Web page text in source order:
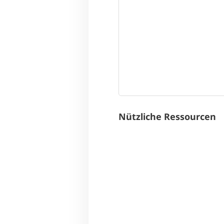
Nützliche Ressourcen